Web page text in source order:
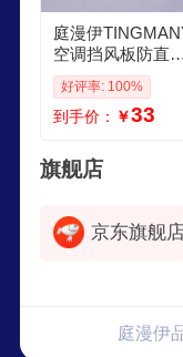
庭漫伊
空调挡风板防直吹
婴儿月子空调罩遮
风挡出风口壁挂式
通用 伸缩款爱心
好评率: 100%
到手价： ￥33
旗舰店
京东旗舰
庭漫伊